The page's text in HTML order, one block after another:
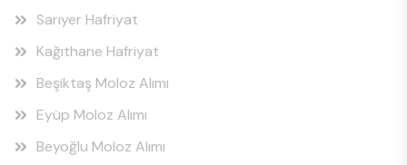
Sarıyer Hafriyat
Kağıthane Hafriyat
Beşiktaş Moloz Alımı
Eyüp Moloz Alımı
Beyoğlu Moloz Alımı